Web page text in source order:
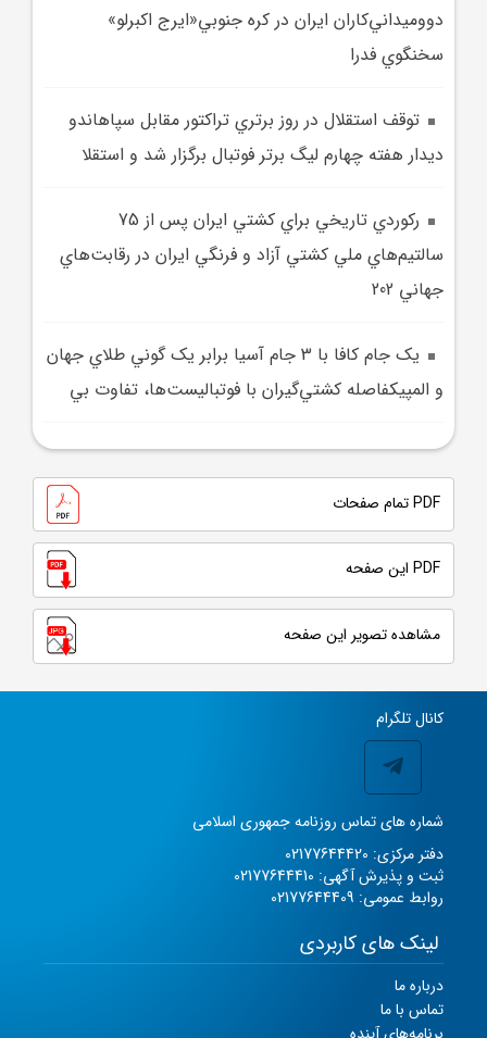
دووميداني‌کاران ايران در کره جنوبي«ايرج اکبرلو»
سخنگوي فدرا
توقف استقلال در روز برتري تراکتور مقابل سپاهاندو
ديدار هفته چهارم ليگ برتر فوتبال برگزار شد و استقلا
رکوردي تاريخي براي کشتي ايران پس از 75
سالتيم‌هاي ملي کشتي آزاد و فرنگي ايران در رقابت‌هاي
جهاني 202
يک جام کافا با 3 جام آسيا برابر يک گوني طلاي جهان
و المپيکفاصله کشتي‌گيران با فوتباليست‌ها، تفاوت بي
PDF تمام صفحات
PDF این صفحه
مشاهده تصویر این صفحه
کانال تلگرام
شماره های تماس روزنامه جمهوری اسلامی
دفتر مرکزی: 02177644420
ثبت و پذیرش آگهی: 02177644410
روابط عمومی: 02177644409
لینک های کاربردی
درباره ما
تماس با ما